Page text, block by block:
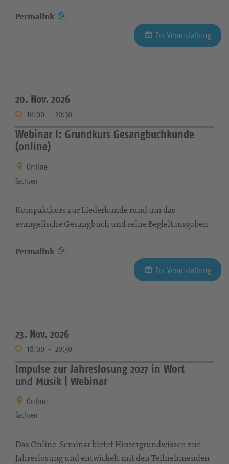
Permalink
Zur Veranstaltung
20. Nov. 2026
18:00 - 20:30
Webinar I: Grundkurs Gesangbuchkunde
(online)
Online
Sachsen
Kompaktkurs zur Liederkunde rund um das
evangelische Gesangbuch und seine Begleitausgaben
Permalink
Zur Veranstaltung
23. Nov. 2026
18:00 - 20:30
Impulse zur Jahreslosung 2027 in Wort
und Musik | Webinar
Online
Sachsen
Das Online-Seminar bietet Hintergrundwissen zur
Jahreslosung und entwickelt mit den Teilnehmenden